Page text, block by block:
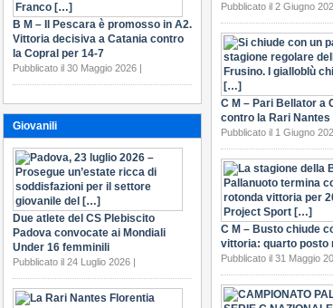
Pubblicato il 2 Giugno
C M – Pari Bellator a
contro la Rari
Pubblicato il 1 Giugno
C M – Busto chiude
vittoria: quarto posto
Pubblicato il 31 Maggio
B M – Il Pescara è promosso in A2.
Vittoria decisiva a Catania contro
la Copral per 14-7
Pubblicato il 30 Maggio 2026 |
Giovanili
Due atlete del CS Plebiscito
Padova convocate ai Mondiali
Under 16 femminili
Pubblicato il 24 Luglio 2026 |